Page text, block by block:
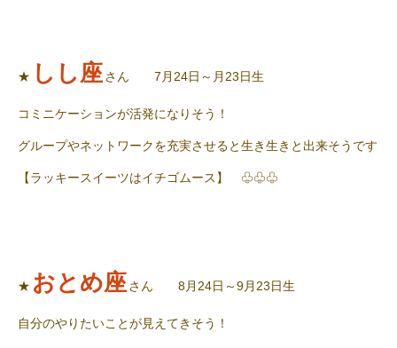
★ しし座さん 7月24日～月23日生
コミニケーションが活発になりそう！
グループやネットワークを充実させると生き生きと出来そうです
【ラッキースイーツはイチゴムース】 ♧♧♧
★ おとめ座さん 8月24日～9月23日生
自分のやりたいことが見えてきそう！